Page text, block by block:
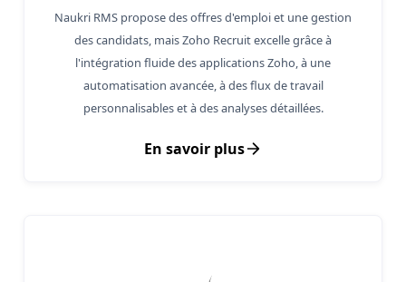
Naukri RMS propose des offres d'emploi et une gestion
des candidats, mais Zoho Recruit excelle grâce à
l'intégration fluide des applications Zoho, à une
automatisation avancée, à des flux de travail
personnalisables et à des analyses détaillées.
En savoir plus